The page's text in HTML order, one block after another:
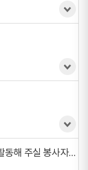
[중림종합사회복지관] 행복나눔식당에 함께 활동해 주실 봉사자를 모집합니다(모집중)